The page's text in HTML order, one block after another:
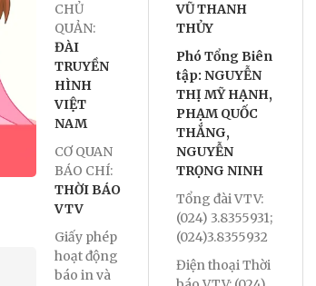
CHỦ
QUẢN:
ĐÀI
TRUYỀN
HÌNH
VIỆT
NAM
CƠ QUAN
BÁO CHÍ:
THỜI BÁO
VTV
Giấy phép
hoạt động
báo in và
VŨ THANH
THỦY
Phó Tổng Biên
tập: NGUYỄN
THỊ MỸ HẠNH,
PHẠM QUỐC
THẮNG,
NGUYỄN
TRỌNG NINH
Tổng đài VTV:
(024) 3.8355931;
(024)3.8355932
Điện thoại Thời